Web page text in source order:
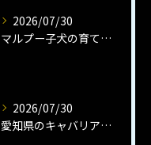
2026/07/30
マルプー子犬の育て方と魅力解説
2026/07/30
愛知県のキャバリア子犬の魅力秘話